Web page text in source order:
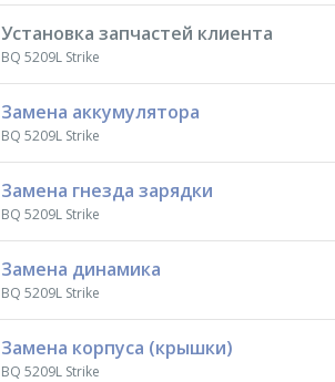
Установка запчастей клиента
BQ 5209L Strike
Замена аккумулятора
BQ 5209L Strike
Замена гнезда зарядки
BQ 5209L Strike
Замена динамика
BQ 5209L Strike
Замена корпуса (крышки)
BQ 5209L Strike